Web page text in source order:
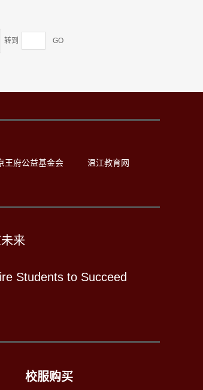
转到 GO
王府公益基金会 温江教育网
来
Students to Succeed
校服购买